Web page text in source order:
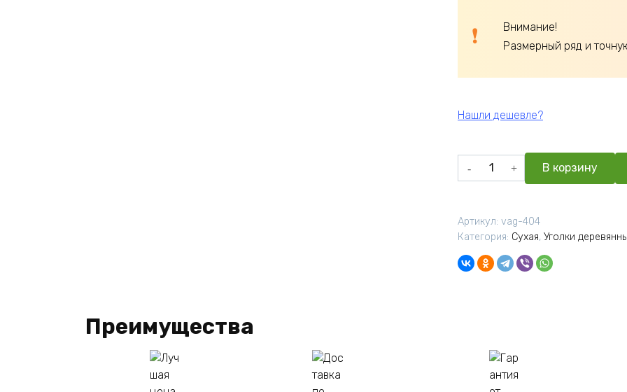
Внимание!
Размерный ряд и
Нашли дешевле?
Количество
товара
сорт
Экстра
26х26х1100
В корзину
Артикул: vag-404
Категория: Сухая, Уголки
Преимущества